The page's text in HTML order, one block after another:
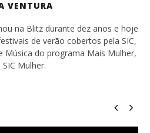
VENTURA
na Blitz durante dez anos e hoje
de verão cobertos pela SIC,
Música do programa Mais Mulher,
SIC Mulher.